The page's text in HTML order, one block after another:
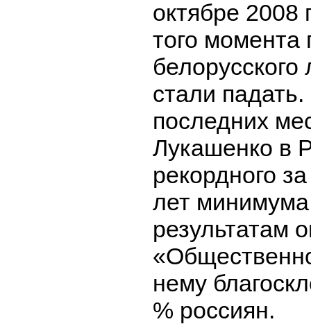
октябре 2008
того момента
стали
последних
Лукашенко в
рекордного
лет
результатам
нему
% россиян.